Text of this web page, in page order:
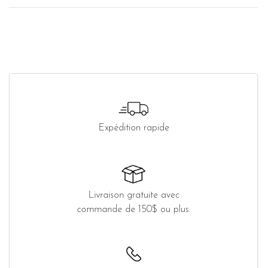
Expédition rapide
Livraison gratuite avec
commande de 150$ ou plus.